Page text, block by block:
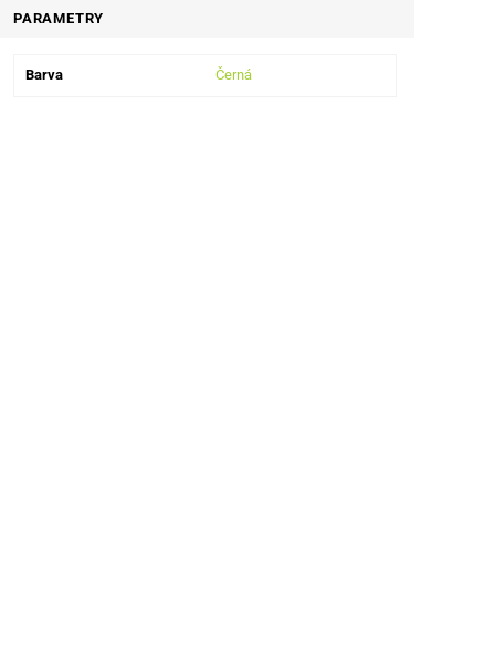
PARAMETRY
Barva Černá